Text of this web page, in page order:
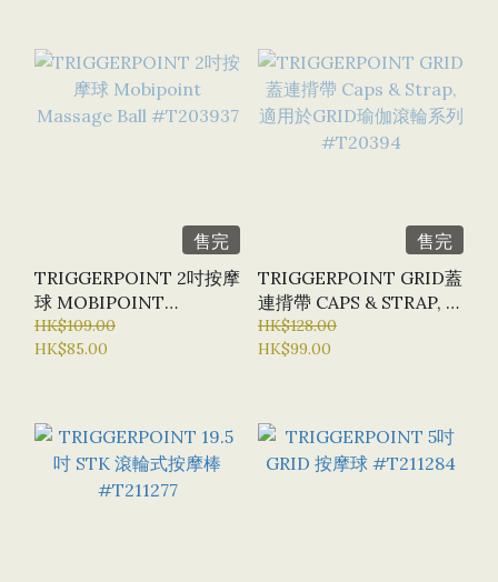
售完
TRIGGERPOINT 2吋按摩
球 MOBIPOINT
MASSAGE BALL
#T203937
HK$109.00
HK$85.00
售完
TRIGGERPOINT GRID蓋
連揹帶 CAPS & STRAP, 適
用於GRID瑜伽滾輪系列
#T20394
HK$128.00
HK$99.00